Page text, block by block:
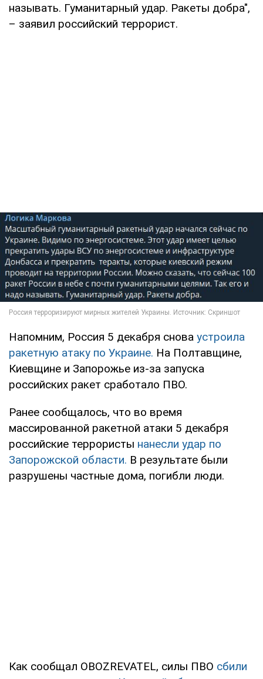
называть. Гуманитарный удар. Ракеты добра",
– заявил российский террорист.
Напомним, Россия 5 декабря снова устроила
ракетную атаку по Украине. На Полтавщине,
Киевщине и Запорожье из-за запуска
российских ракет сработало ПВО.
Ранее сообщалось, что во время
массированной ракетной атаки 5 декабря
российские террористы нанесли удар по
Запорожской области. В результате были
разрушены частные дома, погибли люди.
Как сообщал OBOZREVATEL, силы ПВО сбили